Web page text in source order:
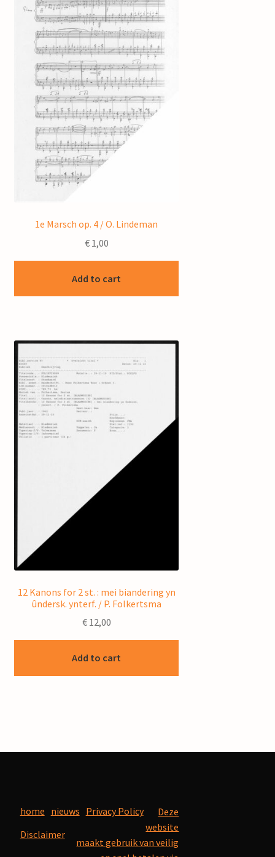
1e Marsch op. 4 / O. Lindeman
€1,00
Add to cart
12 Kanons for 2 st. : mei biandering yn
ûndersk. ynterf. / P. Folkertsma
€12,00
Add to cart
home nieuws Privacy Policy
Disclaimer
Deze
website
maakt gebruik van veilig